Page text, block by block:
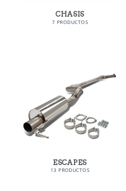
CHASIS
7 PRODUCTOS
ESCAPES
13 PRODUCTOS